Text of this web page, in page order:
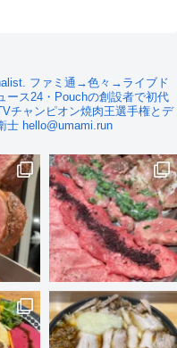
ファミ通→色々→ライブド
ース24・Pouchの創設者で初代
チャンピオン焼肉王選手権とデ
士 hello@umami.run